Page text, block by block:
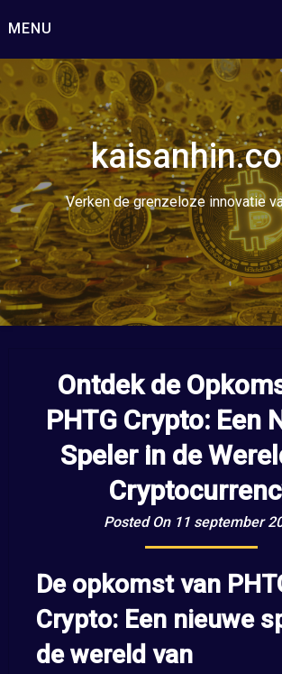
naar
inhoud
MENU
Verken de grenzeloze innovatie
Ontdek de
PHTG Crypto: Een
Speler in de
Posted On 11 september
De opkomst van
Crypto: Een nieuwe
de wereld van